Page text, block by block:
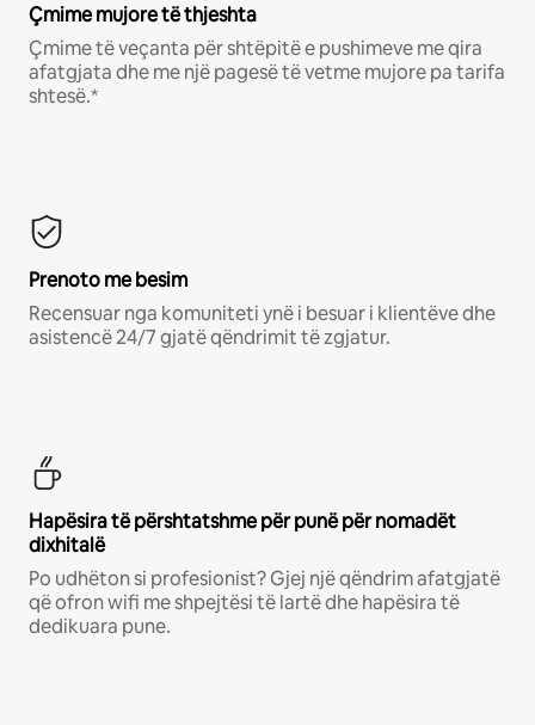
Çmime mujore të thjeshta
Çmime të veçanta për shtëpitë e pushimeve me qira
afatgjata dhe me një pagesë të vetme mujore pa tarifa
shtesë.*
Prenoto me besim
Recensuar nga komuniteti ynë i besuar i klientëve dhe
asistencë 24/7 gjatë qëndrimit të zgjatur.
Hapësira të përshtatshme për punë për nomadët
dixhitalë
Po udhëton si profesionist? Gjej një qëndrim afatgjatë
që ofron wifi me shpejtësi të lartë dhe hapësira të
dedikuara pune.